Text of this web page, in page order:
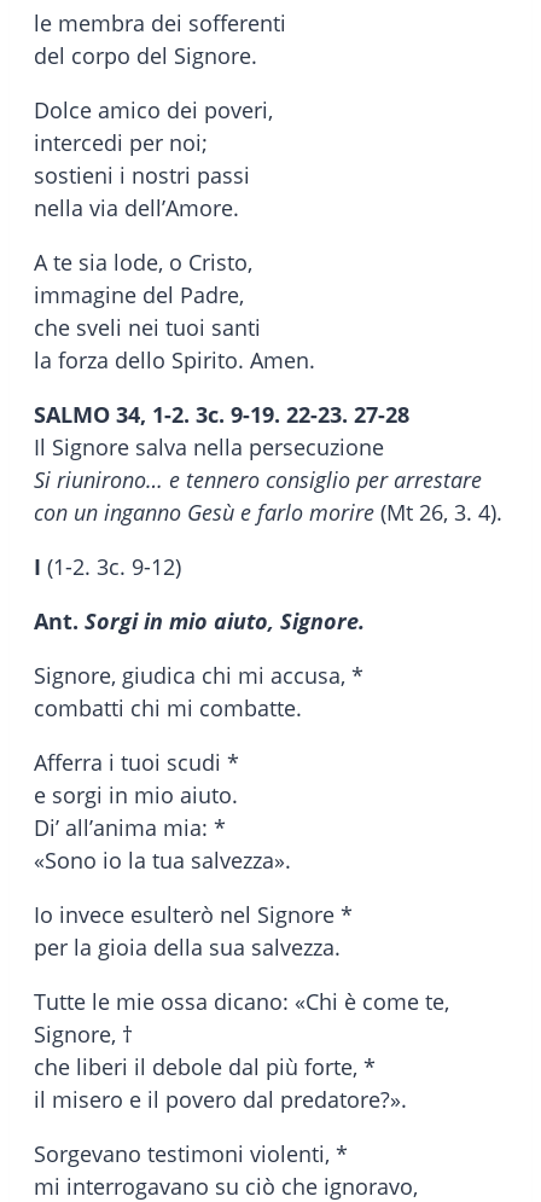
le membra dei sofferenti
del corpo del Signore.
Dolce amico dei poveri,
intercedi per noi;
sostieni i nostri passi
nella via dell’Amore.
A te sia lode, o Cristo,
immagine del Padre,
che sveli nei tuoi santi
la forza dello Spirito. Amen.
SALMO 34, 1-2. 3c. 9-19. 22-23. 27-28
Il Signore salva nella persecuzione
Si riunirono… e tennero consiglio per arrestare
con un inganno Gesù e farlo morire (Mt 26, 3. 4).
I (1-2. 3c. 9-12)
Ant. Sorgi in mio aiuto, Signore.
Signore, giudica chi mi accusa, *
combatti chi mi combatte.
Afferra i tuoi scudi *
e sorgi in mio aiuto.
Di’ all’anima mia: *
«Sono io la tua salvezza».
Io invece esulterò nel Signore *
per la gioia della sua salvezza.
Tutte le mie ossa dicano: «Chi è come te,
Signore, †
che liberi il debole dal più forte, *
il misero e il povero dal predatore?».
Sorgevano testimoni violenti, *
mi interrogavano su ciò che ignoravo,